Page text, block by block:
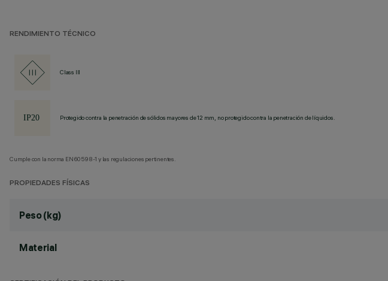
RENDIMIENTO TÉCNICO
Class III
Protegido contra la penetración de sólidos mayores de 12 mm, no protegido contra la penetración de líquidos.
Cumple con la norma EN60598-1 y las regulaciones pertinentes.
PROPIEDADES FÍSICAS
Peso (kg)
Material